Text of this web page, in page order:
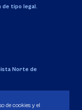
de tipo legal.
Norte de
de 1980.
de cookies y el